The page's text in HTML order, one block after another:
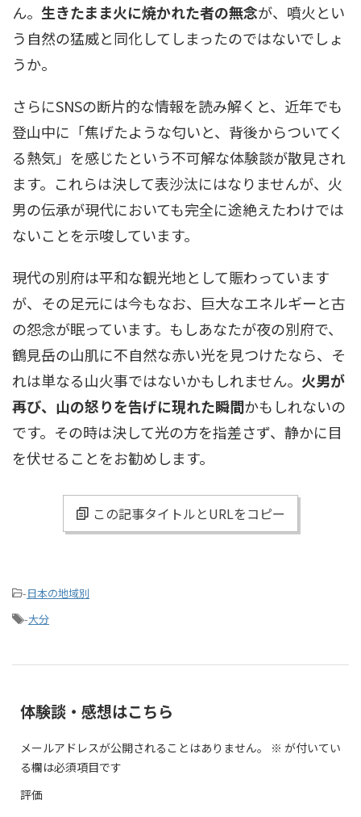
ん。 生きたまま火に焼かれた者の無念が、噴火とい
う自然の猛威と同化してしまったのではないでしょ
うか。
さらにSNSの断片的な情報を読み解くと、近年でも
登山中に「焦げたような匂いと、背後からついてく
る熱気」を感じたという不可解な体験談が散見され
ます。これらは決して表沙汰にはなりませんが、火
男の伝承が現代においても完全に途絶えたわけでは
ないことを示唆しています。
現代の別府は平和な観光地として賑わっています
が、その足元には今もなお、巨大なエネルギーと古
の怨念が眠っています。もしあなたが夜の別府で、
鶴見岳の山肌に不自然な赤い光を見つけたなら、そ
れは単なる山火事ではないかもしれません。 火男が
再び、山の怒りを告げに現れた瞬間かもしれないの
です。その時は決して光の方を指差さず、静かに目
を伏せることをお勧めします。
この記事タイトルとURLをコピー
-日本の地域別
-大分
体験談・感想はこちら
メールアドレスが公開されることはありません。 ※ が付いてい
る欄は必須項目です
評価